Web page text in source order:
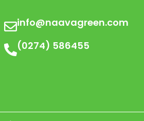
info@naavagreen.com
(0274) 586455